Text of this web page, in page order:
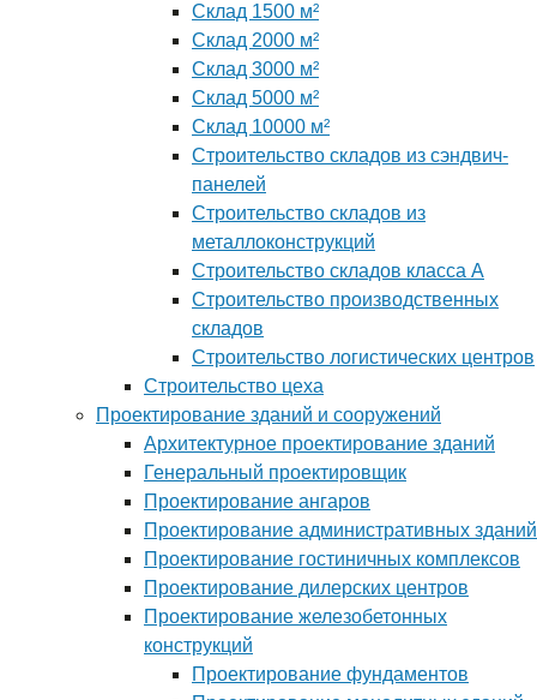
Склад 1500 м²
Склад 2000 м²
Склад 3000 м²
Склад 5000 м²
Склад 10000 м²
Строительство складов из сэндвич-
панелей
Строительство складов из
металлоконструкций
Строительство складов класса А
Строительство производственных
складов
Строительство логистических центров
Строительство цеха
Проектирование зданий и сооружений
Архитектурное проектирование зданий
Генеральный проектировщик
Проектирование ангаров
Проектирование административных зданий
Проектирование гостиничных комплексов
Проектирование дилерских центров
Проектирование железобетонных
конструкций
Проектирование фундаментов